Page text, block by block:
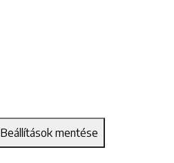
Beállítások mentése